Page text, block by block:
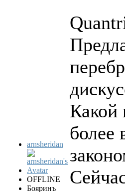
arnsheridan
OFFLINE
Бояринъ
Какой
более